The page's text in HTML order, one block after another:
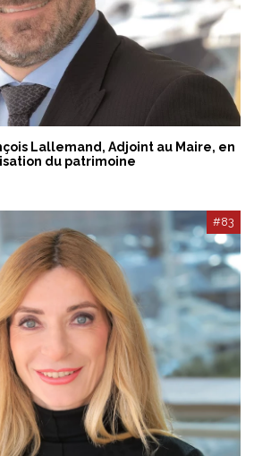
Lallemand, Adjoint au Maire, en
du patrimoine
#83